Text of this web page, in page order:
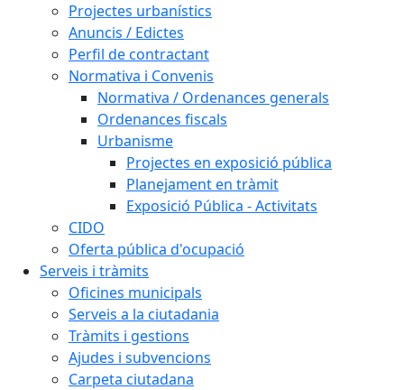
Projectes urbanístics
Anuncis / Edictes
Perfil de contractant
Normativa i Convenis
Normativa / Ordenances generals
Ordenances fiscals
Urbanisme
Projectes en exposició pública
Planejament en tràmit
Exposició Pública - Activitats
CIDO
Oferta pública d'ocupació
Serveis i tràmits
Oficines municipals
Serveis a la ciutadania
Tràmits i gestions
Ajudes i subvencions
Carpeta ciutadana